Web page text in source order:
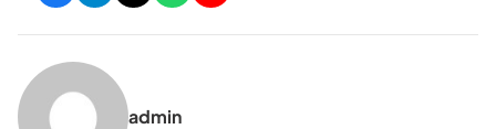
admin